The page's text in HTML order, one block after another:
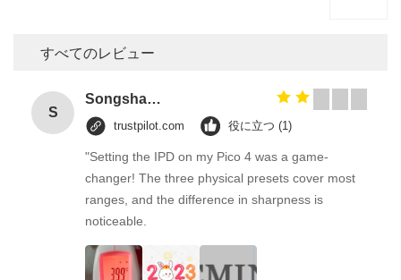
すべてのレビュー
S
Songshang
trustpilot.com 役に立つ (1)
"Setting the IPD on my Pico 4 was a game-
changer! The three physical presets cover most
ranges, and the difference in sharpness is
noticeable.